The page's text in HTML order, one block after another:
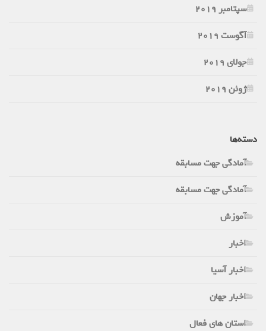
سپتامبر 2019
آگوست 2019
جولای 2019
ژوئن 2019
دسته‌ها
آمادگی جهت مسابقه
آمادگی جهت مسابقه
آموزش
اخبار
اخبار آسیا
اخبار جهان
استان های فعال